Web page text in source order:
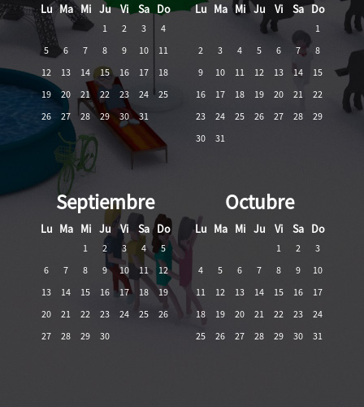
Lu Ma Mi Ju Vi Sa Do
1 2 3
4
5
6 7 8 9 10
11
12
13 14 15 16 17
18
19
20 21 22 23 24
25
26
27 28 29 30 31
Lu Ma Mi Ju Vi Sa Do
1
2
3 4 5 6 7
8
9
10 11 12 13 14
15
16
17 18 19 20 21
22
23
24 25 26 27 28
29
30
31
Septiembre
Lu Ma Mi Ju Vi Sa Do
1 2 3 4
5
6
7 8 9 10 11
12
13
14 15 16 17 18
19
20
21 22 23 24 25
26
27
28 29 30
Octubre
Lu Ma Mi Ju Vi Sa Do
1 2
3
4
5 6 7 8 9
10
11
12 13 14 15 16
17
18
19 20 21 22 23
24
25
26 27 28 29 30 31